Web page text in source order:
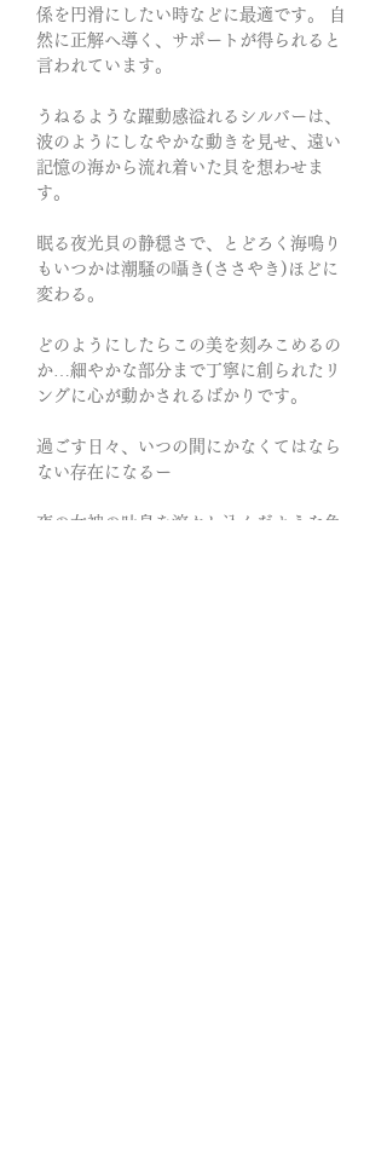
係を円滑にしたい時などに最適です。 自
然に正解へ導く、サポートが得られると
言われています。
うねるような躍動感溢れるシルバーは、
波のようにしなやかな動きを見せ、遠い
記憶の海から流れ着いた貝を想わせま
す。
眠る夜光貝の静穏さで、とどろく海鳴り
もいつかは潮騒の囁き(ささやき)ほどに
変わる。
どのようにしたらこの美を刻みこめるの
か…細やかな部分まで丁寧に創られたリ
ングに心が動かされるばかりです。
過ごす日々、いつの間にかなくてはなら
ない存在になるー
夜の女神の吐息を溶かし込んだような色